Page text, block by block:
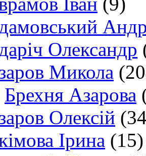
Олександр
Микола
Брехня Азарова
Олексій
Ірина (15)